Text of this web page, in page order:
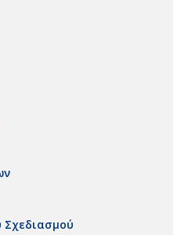
Σχεδιασμού